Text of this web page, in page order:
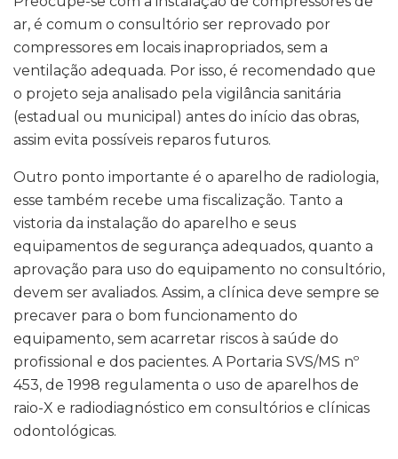
ar, é comum o consultório ser reprovado por
compressores em locais inapropriados, sem a
ventilação adequada. Por isso, é recomendado que
o projeto seja analisado pela vigilância sanitária
(estadual ou municipal) antes do início das obras,
assim evita possíveis reparos futuros.
Outro ponto importante é o aparelho de radiologia,
esse também recebe uma fiscalização. Tanto a
vistoria da instalação do aparelho e seus
equipamentos de segurança adequados, quanto a
aprovação para uso do equipamento no consultório,
devem ser avaliados. Assim, a clínica deve sempre se
precaver para o bom funcionamento do
equipamento, sem acarretar riscos à saúde do
profissional e dos pacientes. A Portaria SVS/MS nº
453, de 1998 regulamenta o uso de aparelhos de
raio-X e radiodiagnóstico em consultórios e clínicas
odontológicas.